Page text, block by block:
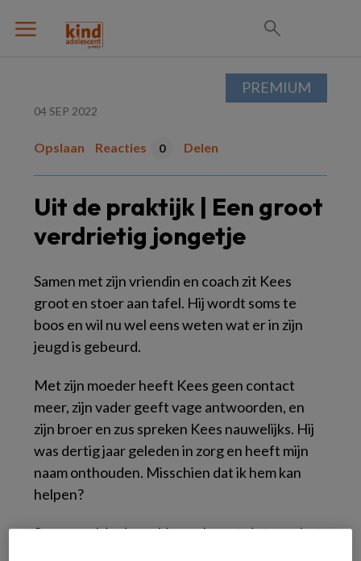
04 SEP 2022
Opslaan Reacties 0 Delen
Uit de praktijk | Een groot
verdrietig jongetje
Samen met zijn vriendin en coach zit Kees
groot en stoer aan tafel. Hij wordt soms te
boos en wil nu wel eens weten wat er in zijn
jeugd is gebeurd.
Met zijn moeder heeft Kees geen contact
meer, zijn vader geeft vage antwoorden, en
zijn broer en zus spreken Kees nauwelijks. Hij
was dertig jaar geleden in zorg en heeft mijn
naam onthouden. Misschien dat ik hem kan
helpen?
Speurwerk in de archieven levert niets op; het
PREMIUM